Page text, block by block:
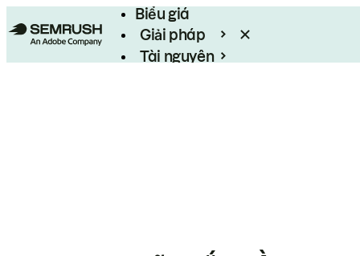
Biểu giá
Giải pháp
Tài nguyên